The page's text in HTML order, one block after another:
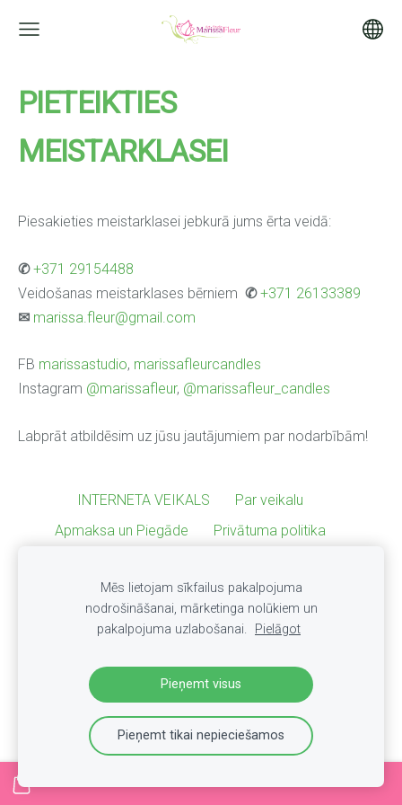
PIETEIKTIES
MEISTARKLASEI
Piesakieties meistarklasei jebkurā jums ērta veidā:
✆+371 29154488
Veidošanas meistarklases bērniem ✆+371 26133389
✉ marissa.fleur@gmail.com
FB marissastudio, marissafleurcandles
Instagram @marissafleur, @marissafleur_candles
Labprāt atbildēsim uz jūsu jautājumiem par nodarbībām!
INTERNETA VEIKALS
Par veikalu
Apmaksa un Piegāde
Privātuma politika
Mēs lietojam sīkfailus pakalpojuma
nodrošināšanai, mārketinga nolūkiem un
pakalpojuma uzlabošanai.
Pielāgot
Pieņemt visus
Pieņemt tikai nepieciešamos